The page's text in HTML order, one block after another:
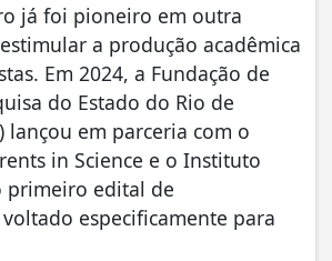
já foi pioneiro em outra
a produção acadêmica
Em 2024, a Fundação de
do Estado do Rio de
lançou em parceria com o
in Science e o Instituto
primeiro edital de
especificamente para